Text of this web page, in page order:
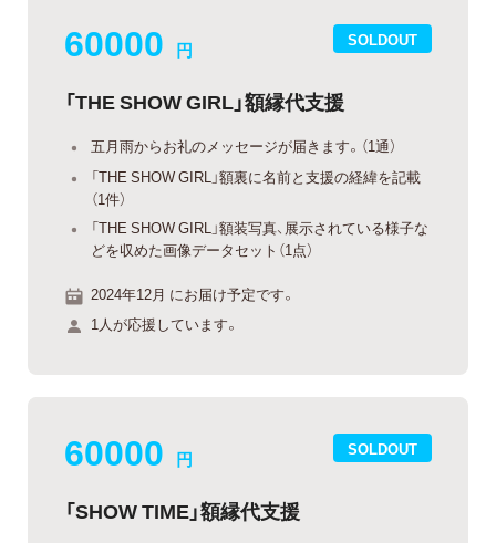
SOLDOUT
60000 円
「THE SHOW GIRL」額縁代支援
五月雨からお礼のメッセージが届きます。（1通）
「THE SHOW GIRL」額裏に名前と支援の経緯を記載
（1件）
「THE SHOW GIRL」額装写真、展示されている様子な
どを収めた画像データセット（1点）
2024年12月 にお届け予定です。
1人が応援しています。
SOLDOUT
60000 円
「SHOW TIME」額縁代支援